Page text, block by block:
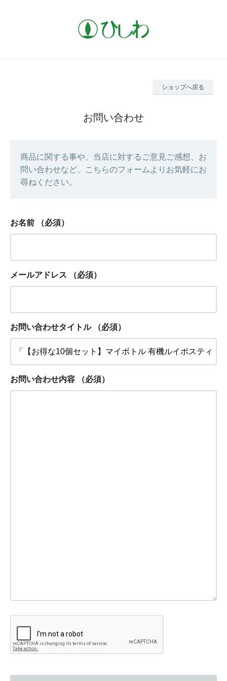
ショップへ戻る
お問い合わせ
商品に関する事や、当店に対するご意見ご感想、お
問い合わせなど、こちらのフォームよりお気軽にお
尋ねください。
お名前 （必須）
メールアドレス （必須）
お問い合わせタイトル （必須）
お問い合わせ内容 （必須）